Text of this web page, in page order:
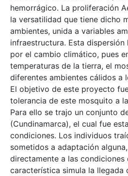
hemorrágico. La proliferación
la versatilidad que tiene dicho
ambientes, unida a variables
infraestructura. Esta
por el cambio climático, pues
temperaturas de la tierra, el
diferentes ambientes cálidos a
El objetivo de este proyecto
tolerancia de este mosquito a
Para ello se trajo un conjunto
(Cundinamarca), el cual fue
condiciones. Los individuos
sometidos a adaptación
directamente a las
característica simula la llegada